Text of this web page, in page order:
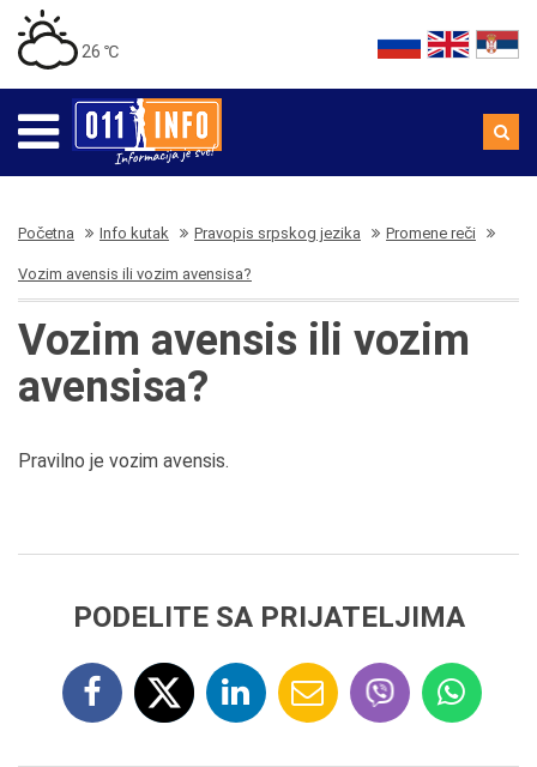
26 ℃
Početna Info kutak Pravopis srpskog jezika Promene reči
Vozim avensis ili vozim avensisa?
Vozim avensis ili vozim
avensisa?
Pravilno je vozim avensis.
PODELITE SA PRIJATELJIMA